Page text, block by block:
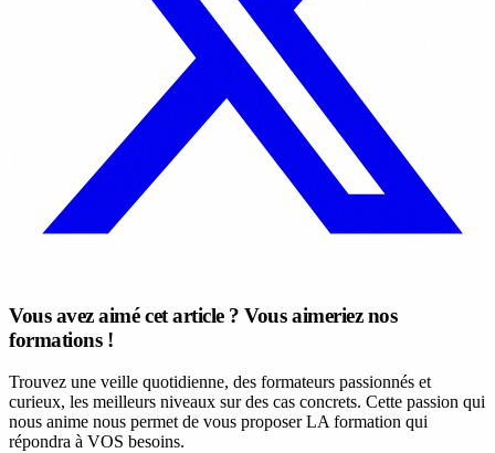
Vous avez aimé cet article ? Vous aimeriez nos
formations !
Trouvez une veille quotidienne, des formateurs passionnés et
curieux, les meilleurs niveaux sur des cas concrets. Cette passion qui
nous anime nous permet de vous proposer LA formation qui
répondra à VOS besoins.